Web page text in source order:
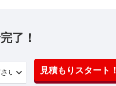
了！
見積もりスタート！